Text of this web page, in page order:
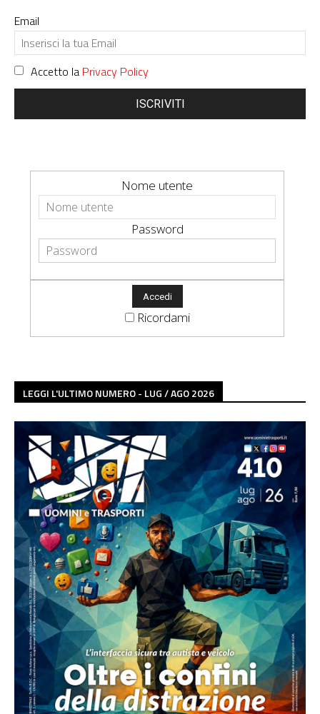
Email
Accetto la Privacy Policy
ISCRIVITI
Nome utente
Password
Ricordami
LEGGI L'ULTIMO NUMERO - LUG / AGO 2026